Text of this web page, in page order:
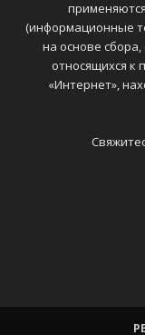
применяются
(информационные
на основе
относящихся к
«Интернет»,